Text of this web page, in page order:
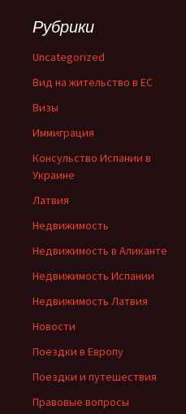
Рубрики
Uncategorized
Вид на жительство в ЕС
Визы
Иммиграция
Консульство Испании в
Украине
Латвия
Недвижимость
Недвижимость в Аликанте
Недвижимость Испании
Недвижимость Латвия
Новости
Поездки в Европу
Поездки и путешествия
Правовые вопросы